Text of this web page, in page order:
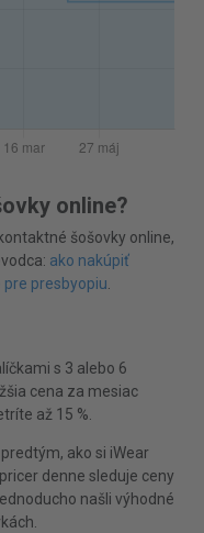
online?
šošovky online,
ako nakúpiť
presbyopiu.
s 3 alebo 6
cena za mesiac
až 15 %.
ako si iWear
denne sleduje ceny
našli výhodné